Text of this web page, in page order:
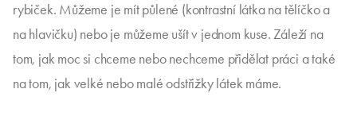
rybiček. Můžeme je mít půlené (kontrastní látka na tělíčko a
na hlavičku) nebo je můžeme ušít v jednom kuse. Záleží na
tom, jak moc si chceme nebo nechceme přidělat práci a také
na tom, jak velké nebo malé odstřižky látek máme.